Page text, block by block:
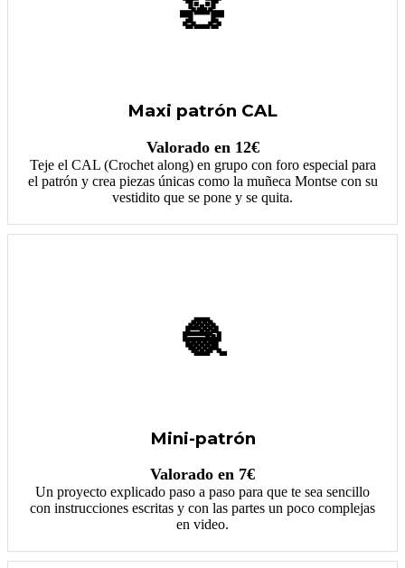
🧸
Maxi patrón CAL
Valorado en 12€
Teje el CAL (Crochet along) en grupo con foro especial para
el patrón y crea piezas únicas como la muñeca Montse con su
vestidito que se pone y se quita.
🧶
Mini-patrón
Valorado en 7€
Un proyecto explicado paso a paso para que te sea sencillo
con instrucciones escritas y con las partes un poco complejas
en video.